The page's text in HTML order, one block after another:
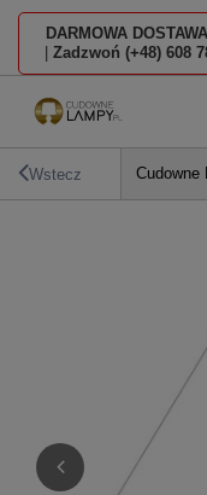
DARMOWA
Zadzwoń (+48) 608
Wstecz Cudowne